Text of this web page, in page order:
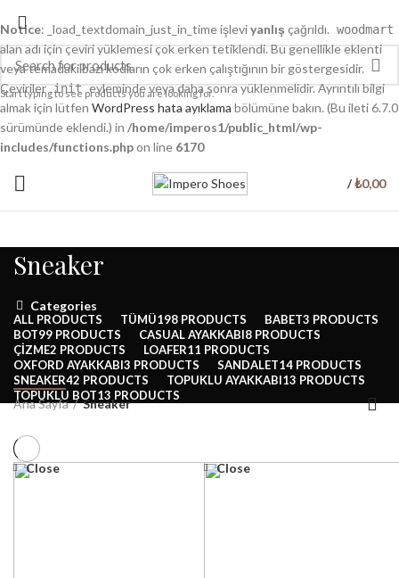
Notice: _load_textdomain_just_in_time işleviyanlış çağrıldı. woodmart
alan adı için çeviri yüklemesi çok erken tetiklendi. Bu genellikle eklenti
veya temadaki bazı kodların çok erken çalıştığının bir göstergesidir.
Çeviriler init eyleminde veya daha sonra yüklenmelidir. Ayrıntılı bilgi
almak için lütfen WordPress hata ayıklama bölümüne bakın. (Bu ileti 6.7.0
sürümünde eklendi.) in /home/imperos1/public_html/wp-
includes/functions.phpon line 6170
/₺0,00
Sneaker
Categories
ALL PRODUCTS TÜMÜ198 PRODUCTS BABET3 PRODUCTS
BOT99 PRODUCTS CASUAL AYAKKABI8 PRODUCTS
ÇIZME2 PRODUCTS LOAFER11 PRODUCTS
OXFORD AYAKKABI3 PRODUCTS SANDALET14 PRODUCTS
SNEAKER42 PRODUCTS TOPUKLU AYAKKABI13 PRODUCTS
TOPUKLU BOT13 PRODUCTS
Ana Sayfa Sneaker
Close Close
Start typing to see products you are looking for.